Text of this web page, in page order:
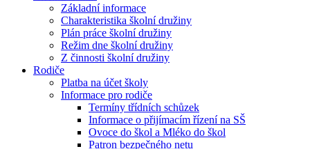
Základní informace
Charakteristika školní družiny
Plán práce školní družiny
Režim dne školní družiny
Z činnosti školní družiny
Rodiče
Platba na účet školy
Informace pro rodiče
Termíny třídních schůzek
Informace o přijímacím řízení na SŠ
Ovoce do škol a Mléko do škol
Patron bezpečného netu